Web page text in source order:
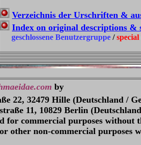
Verzeichnis der Urschriften &
Index on original descriptions &
geschlossene Benutzergruppe /
by
22, 32479 Hille (Deutschland /
11, 10829 Berlin
for commercial purposes
other non-commercial purposes